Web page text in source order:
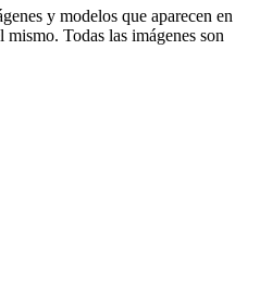
y modelos que aparecen en
Todas las imágenes son